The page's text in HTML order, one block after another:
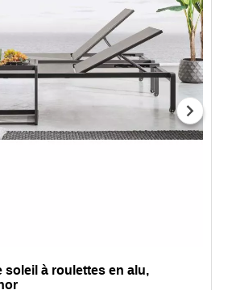
soleil à roulettes en alu,